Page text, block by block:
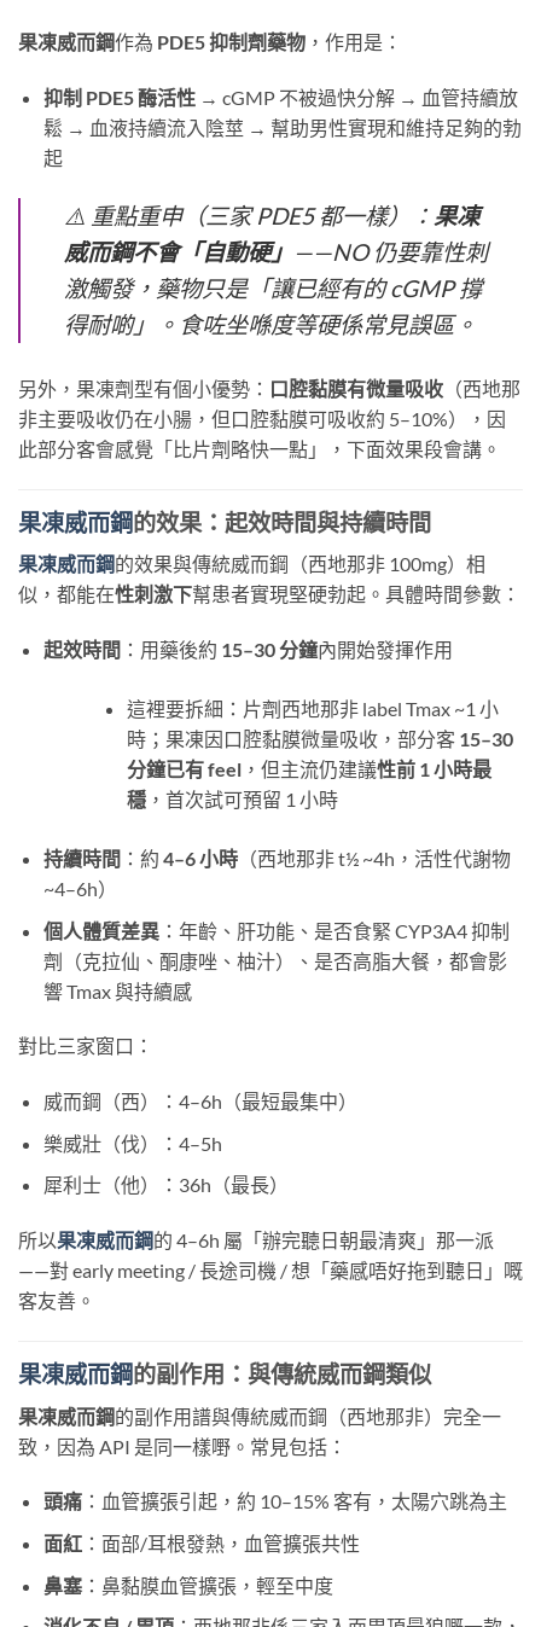
果凍威而鋼作為 PDE5 抑制劑藥物 ，作用是：
抑制 PDE5 酶活性​ → cGMP 不被過快分解 → 血管持續放
鬆 → 血液持續流入陰莖 → 幫助男性實現和維持足夠的勃
起
⚠️ 重點重申（三家 PDE5 都一樣）： 果凍
威而鋼不會「自動硬」 ——NO 仍要靠性刺
激觸發，藥物只是「讓已經有的 cGMP 撐
得耐啲」。食咗坐喺度等硬係常見誤區。
另外，果凍劑型有個小優勢： 口腔黏膜有微量吸收 （西地那
非主要吸收仍在小腸，但口腔黏膜可吸收約 5–10%），因
此部分客會感覺「比片劑略快一點」，下面效果段會講。
果凍威而鋼的效果：起效時間與持續時間
果凍威而鋼的效果與傳統威而鋼（西地那非 100mg）相
似，都能在性刺激下幫患者實現堅硬勃起。具體時間參數：
起效時間 ：用藥後約 15–30 分鐘內開始發揮作用
這裡要拆細：片劑西地那非 label Tmax ~1 小
時；果凍因口腔黏膜微量吸收，部分客 15–30
分鐘已有 feel，但主流仍建議性前 1 小時最
穩，首次試可預留 1 小時
持續時間 ：約 4–6 小時（西地那非 t½ ~4h，活性代謝物
~4–6h）
個人體質差異：年齡、肝功能、是否食緊 CYP3A4 抑制
劑（克拉仙、酮康唑、柚汁）、是否高脂大餐，都會影
響 Tmax 與持續感
對比三家窗口：
威而鋼（西）：4–6h（最短最集中）
樂威壯（伐）：4–5h
犀利士（他）：36h（最長）
所以果凍威而鋼的 4–6h 屬「辦完聽日朝最清爽」那一派
——對 early meeting / 長途司機 / 想「藥感唔好拖到聽日」嘅
客友善。
果凍威而鋼的副作用：與傳統威而鋼類似
果凍威而鋼的副作用譜與傳統威而鋼（西地那非）完全一
致，因為 API 是同一樣嘢。常見包括：
頭痛：血管擴張引起，約 10–15% 客有，太陽穴跳為主
面紅：面部/耳根發熱，血管擴張共性
鼻塞：鼻黏膜血管擴張，輕至中度